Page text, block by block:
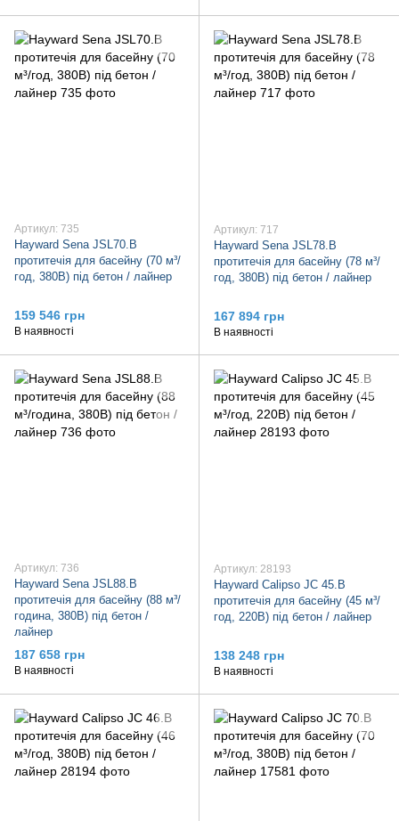
Артикул: 735
Hayward Sena JSL70.B
протитечія для басейну (70 м³/
год, 380В) під бетон / лайнер
159 546 грн
В наявності
Артикул: 717
Hayward Sena JSL78.B
протитечія для басейну (78 м³/
год, 380В) під бетон / лайнер
167 894 грн
В наявності
Артикул: 736
Hayward Sena JSL88.B
протитечія для басейну (88 м³/
година, 380В) під бетон /
лайнер
187 658 грн
В наявності
Артикул: 28193
Hayward Calipso JC 45.B
протитечія для басейну (45 м³/
год, 220В) під бетон / лайнер
138 248 грн
В наявності